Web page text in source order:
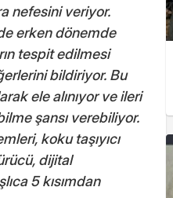
nefesini veriyor.
erken dönemde
tespit edilmesi
bildiriyor. Bu
ele alınıyor ve ileri
şansı verebiliyor.
koku taşıyıcı
dijital
5 kısımdan